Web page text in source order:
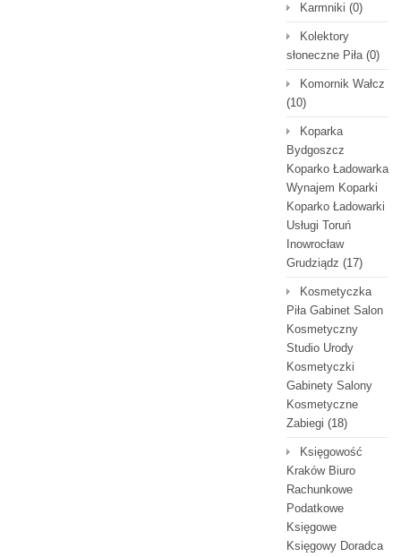
Karmniki (0)
Kolektory
słoneczne Piła(0)
Komornik Wałcz
(10)
Koparka
Bydgoszcz
Koparko Ładowarka
Wynajem Koparki
Koparko Ładowarki
Usługi Toruń
Inowrocław
Grudziądz (17)
Kosmetyczka
Piła Gabinet Salon
Kosmetyczny
Studio Urody
Kosmetyczki
Gabinety Salony
Kosmetyczne
Zabiegi (18)
Księgowość
Kraków Biuro
Rachunkowe
Podatkowe
Księgowe
Księgowy Doradca